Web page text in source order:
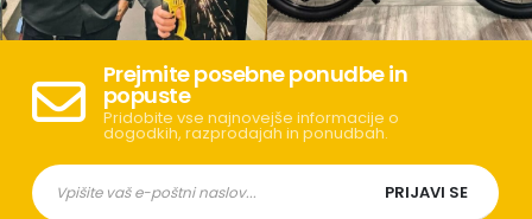
Prejmite posebne ponudbe in
popuste
Pridobite vse najnovejše informacije o
dogodkih, razprodajah in ponudbah.